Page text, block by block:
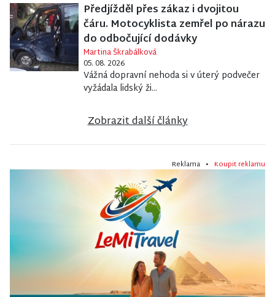
Předjížděl přes zákaz i dvojitou
čáru. Motocyklista zemřel po nárazu
do odbočující dodávky
Martina Škrabálková
05. 08. 2026
Vážná dopravní nehoda si v úterý podvečer
vyžádala lidský ži...
Zobrazit další články
Reklama • Koupit reklamu